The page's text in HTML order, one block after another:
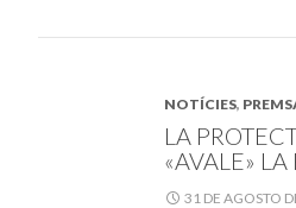
NOTÍCIES,
LA
«AVALE»
31 DE AGOSTO